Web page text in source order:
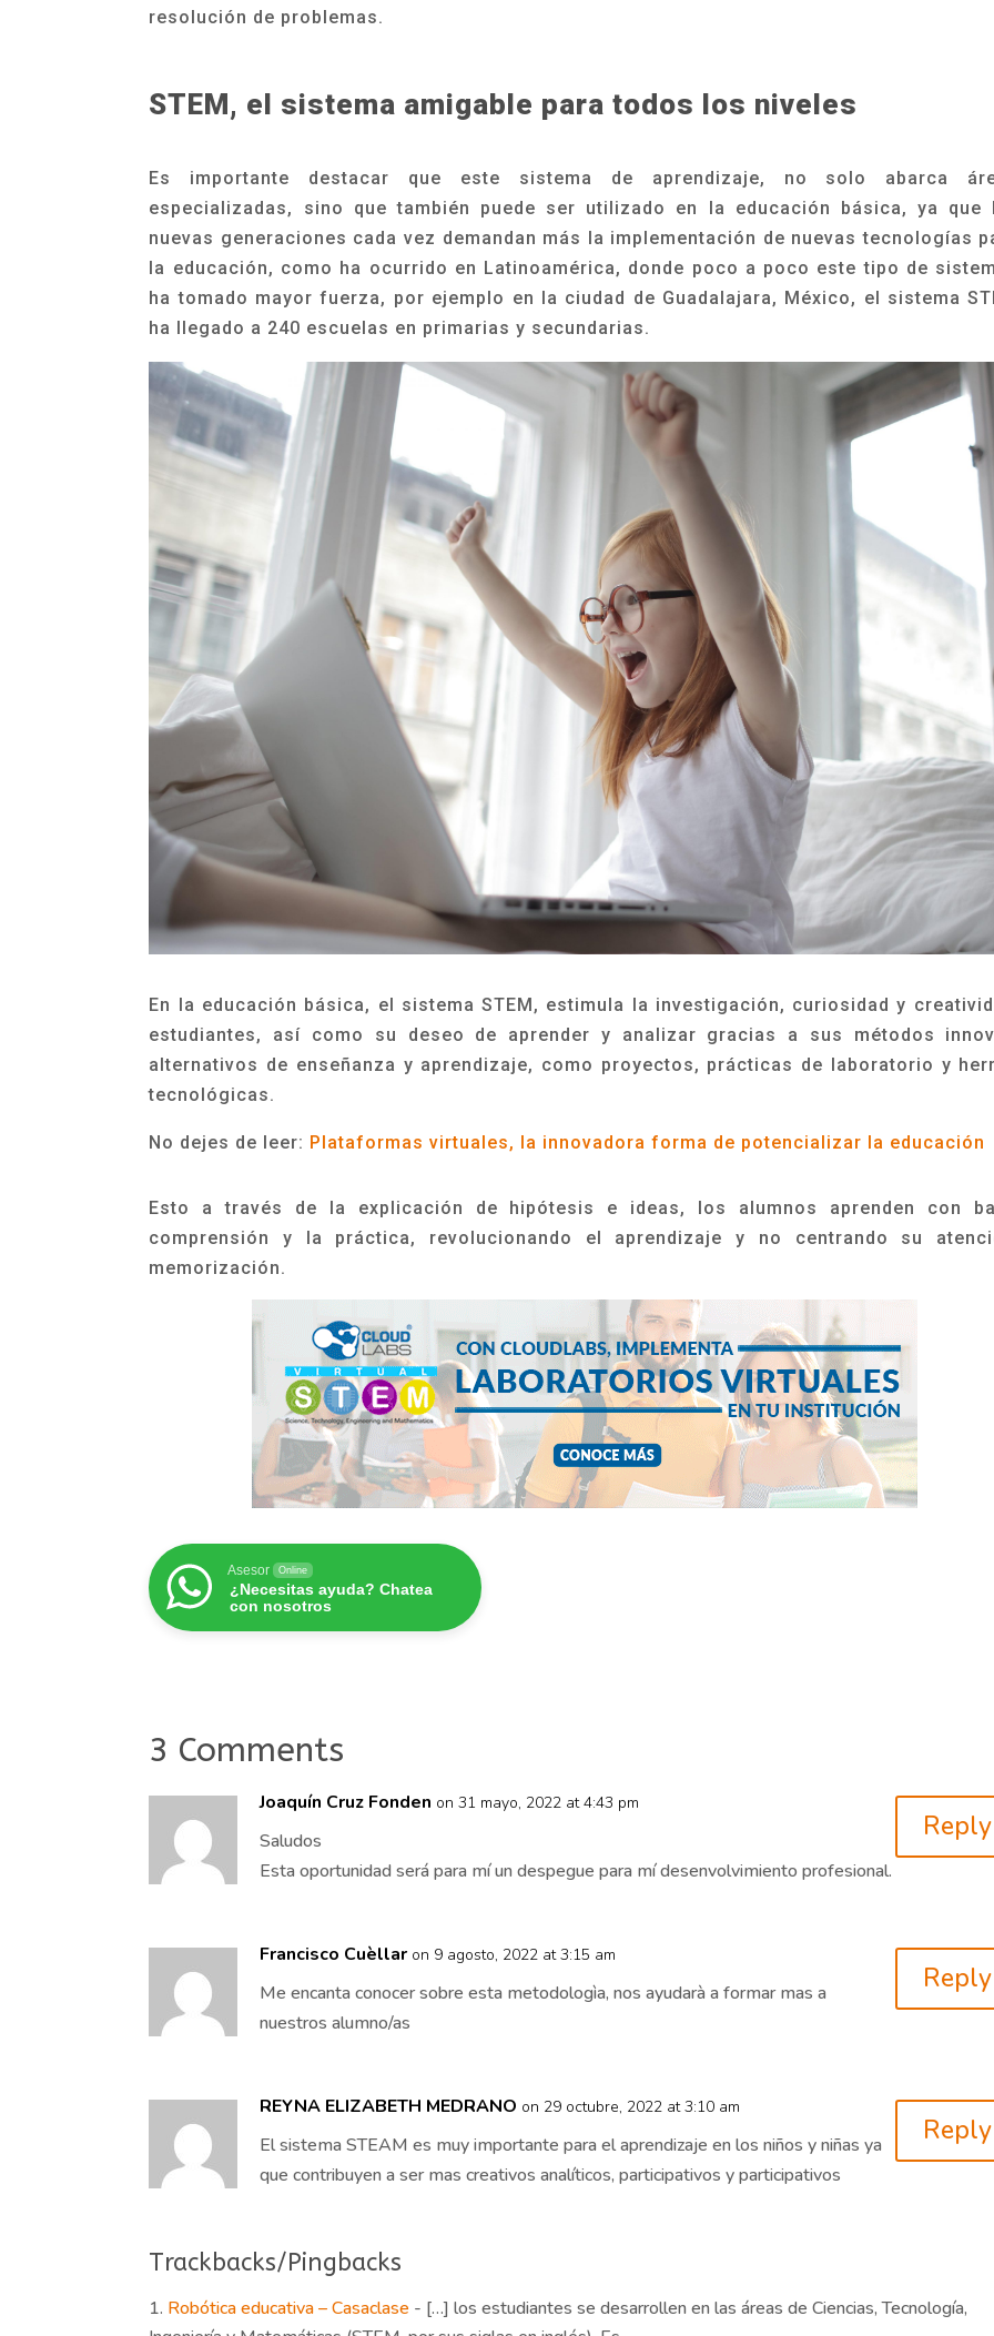
resolución de problemas.
STEM, el sistema amigable para todos los niveles
Es importante destacar que este sistema de aprendizaje, no solo abarca
especializadas, sino que también puede ser utilizado en la educación básica, ya que
nuevas generaciones cada vez demandan más la implementación de nuevas tecnologías
la educación, como ha ocurrido en Latinoamérica, donde poco a poco este tipo de
ha tomado mayor fuerza, por ejemplo en la ciudad de Guadalajara, México, el sistema
ha llegado a 240 escuelas en primarias y secundarias.
En la educación básica, el sistema STEM, estimula la investigación, curiosidad y
estudiantes, así como su deseo de aprender y analizar gracias a sus métodos
alternativos de enseñanza y aprendizaje, como proyectos, prácticas de laboratorio y
tecnológicas.
No dejes de leer: Plataformas virtuales, la innovadora forma de potencializar la educación
Esto a través de la explicación de hipótesis e ideas, los alumnos aprenden con
comprensión y la práctica, revolucionando el aprendizaje y no centrando su
memorización.
Asesor Online
¿Necesitas ayuda? Chatea
con nosotros
3 Comments
Joaquín Cruz Fonden on 31 mayo, 2022 at 4:43 pm
Saludos
Esta oportunidad será para mí un despegue para mí desenvolvimiento profesional.
Reply
Francisco Cuèllar on 9 agosto, 2022 at 3:15 am
Me encanta conocer sobre esta metodologìa, nos ayudarà a formar mas a
nuestros alumno/as
Reply
REYNA ELIZABETH MEDRANO on 29 octubre, 2022 at 3:10 am
El sistema STEAM es muy importante para el aprendizaje en los niños y niñas ya
que contribuyen a ser mas creativos analíticos, participativos y participativos
Reply
Trackbacks/Pingbacks
Robótica educativa – Casaclase - […] los estudiantes se desarrollen en las áreas de Ciencias, Tecnología,